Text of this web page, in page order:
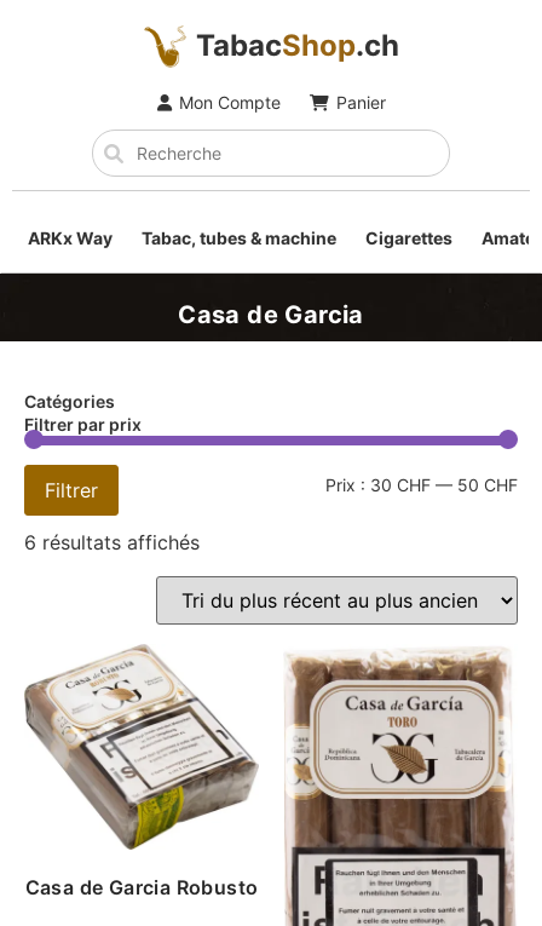
TabacShop.ch
Mon Compte Panier
ARKx Way Tabac, tubes & machine Cigarettes
Casa de Garcia
Catégories
Filtrer par prix
Filtrer Prix : 30 CHF — 50 CHF
6 résultats affichés
Casa de Garcia Robusto